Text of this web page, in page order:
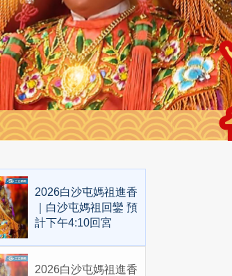
2026白沙屯媽祖進香
｜白沙屯媽祖回鑾 預
計下午4:10回宮
2026白沙屯媽祖進香